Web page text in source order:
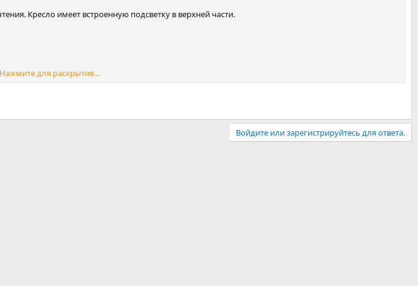
Кресло имеет встроенную подсветку в верхней части.
Нажмите для раскрытия...
Войдите или зарегистрируйтесь для ответа.